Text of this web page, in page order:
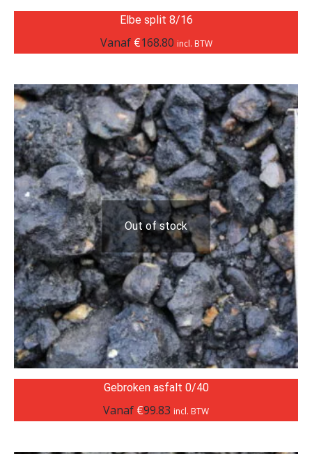
Elbe split 8/16
Vanaf €168.80 incl. BTW
Out of stock
Gebroken asfalt 0/40
Vanaf €99.83 incl. BTW